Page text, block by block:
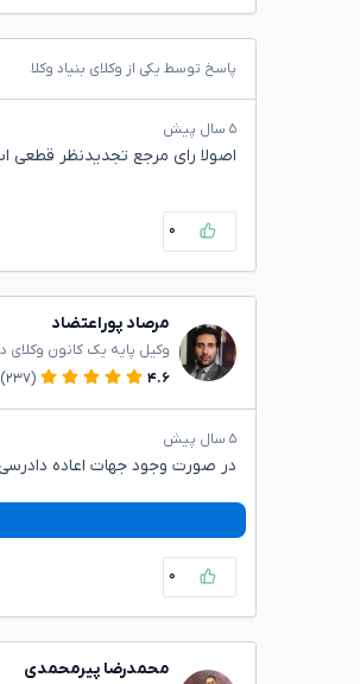
پاسخ توسط یکی از وکلای بنیاد وکلا
۵ سال پیش
اصولا رای مرجع تجدیدنظر
۰
مرصاد پوراعتضاد
وکیل پایه یک کانون وکلای
۴.۶
(۲۳۷)
۵ سال پیش
در صورت وجود جهات اعاده
۰
محمدرضا پیرمحمدی